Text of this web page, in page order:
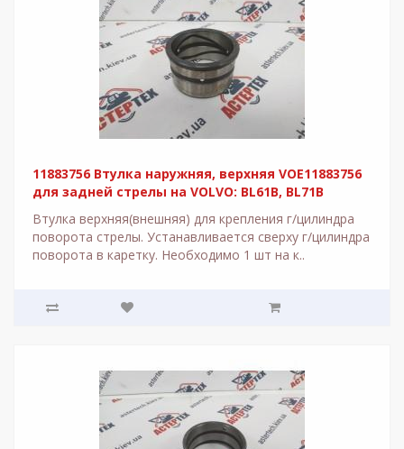
11883756 Втулка наружняя, верхняя VOE11883756
для задней стрелы на VOLVO: BL61B, BL71B
Втулка верхняя(внешняя) для крепления г/цилиндра
поворота стрелы. Устанавливается сверху г/цилиндра
поворота в каретку. Необходимо 1 шт на к..